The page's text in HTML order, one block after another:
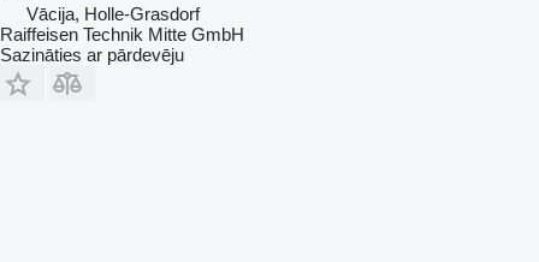
Vācija, Holle-Grasdorf
Raiffeisen Technik Mitte GmbH
Sazināties ar pārdevēju